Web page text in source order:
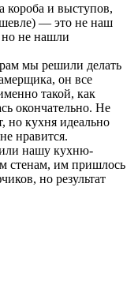
короба и выступов,
— это не наш
не нашли
мы решили делать
он все
такой, как
окончательно. Не
но кухня идеально
нравится.
нашу кухню-
стенам, им пришлось
но результат